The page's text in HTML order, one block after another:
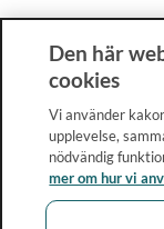
Den här
cookies
Vi använder
upplevelse,
nödvändig
mer om hur vi